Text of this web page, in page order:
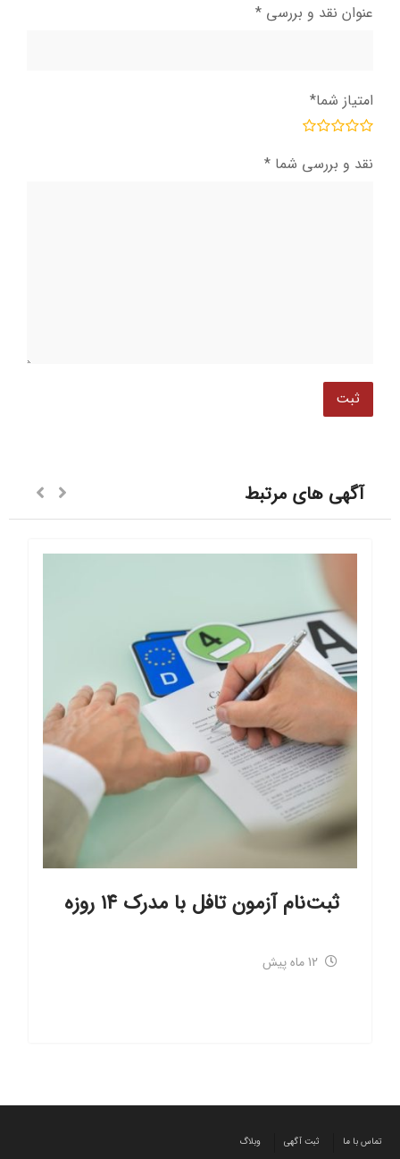
عنوان نقد و بررسی *
امتیاز شما*
نقد و بررسی شما *
آگهی های مرتبط
ثبت‌نام آزمون تافل با مدرک ۱۴ روزه
12 ماه پیش
تماس با ما ثبت آگهی وبلاگ